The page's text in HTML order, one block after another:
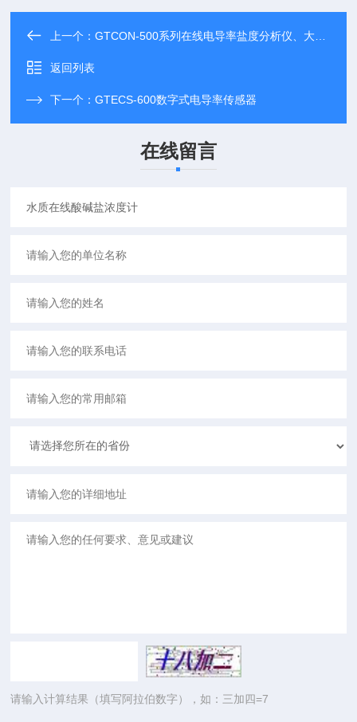
上一个：GTCON-500系列在线电导率盐度分析仪、大屏显示，更清晰
返回列表
下一个：GTECS-600数字式电导率传感器
在线留言
请输入计算结果（填写阿拉伯数字），如：三加四=7